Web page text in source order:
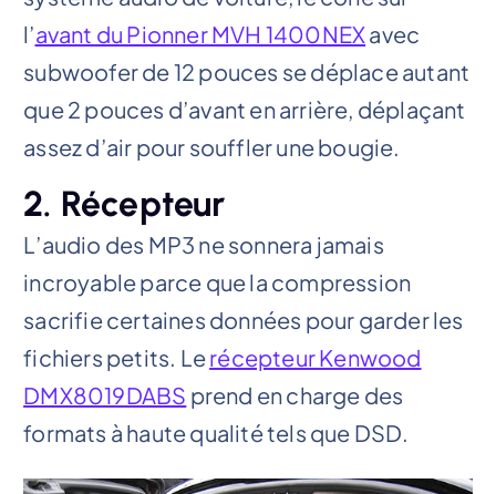
l’avant du Pionner MVH 1400NEXavec
subwoofer de 12 pouces se déplace autant
que 2 pouces d’avant en arrière, déplaçant
assez d’air pour souffler une bougie.
2. Récepteur
L’audio des MP3 ne sonnera jamais
incroyable parce que la compression
sacrifie certaines données pour garder les
fichiers petits. Lerécepteur Kenwood
DMX8019DABS prend en charge des
formats à haute qualité tels que DSD.